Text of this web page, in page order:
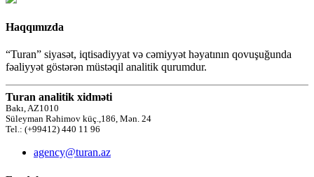
Haqqımızda
“Turan” siyasət, iqtisadiyyat və cəmiyyət həyatının qovuşuğunda
fəaliyyət göstərən müstəqil analitik qurumdur.
Turan analitik xidməti
Bakı, AZ1010
Süleyman Rəhimov küç.,186, Mən. 24
Tel.: (+99412) 440 11 96
agency@turan.az